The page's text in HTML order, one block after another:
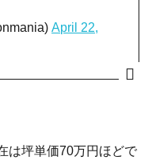
April 22,
は坪単価70万円ほどで